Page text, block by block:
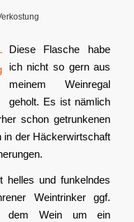
Diese Flasche habe
ich nicht so gern aus
meinem Weinregal
geholt. Es ist nämlich
schon getrunkenen
in der Häckerwirtschaft
und funkelndes
Weintrinker ggf.
dem Wein um ein